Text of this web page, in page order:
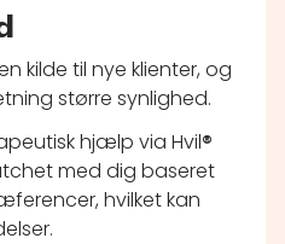
kilde til nye klienter, og
større synlighed.
hjælp via Hvil®
med dig baseret
hvilket kan